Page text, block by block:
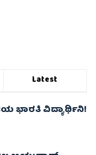
Latest
ಭಾರತಿ ವಿದ್ಯಾರ್ಥಿನಿ!